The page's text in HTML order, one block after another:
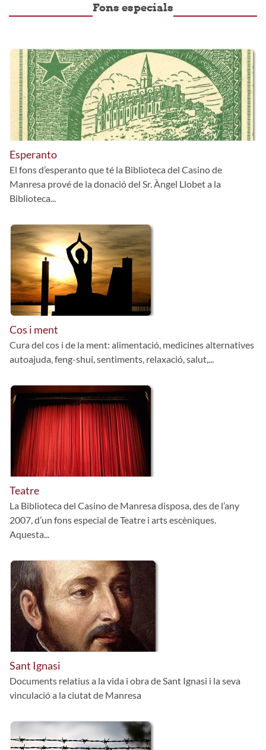
Fons especials
Esperanto
El fons d’esperanto que té la Biblioteca del Casino de
Manresa prové de la donació del Sr. Àngel Llobet a la
Biblioteca...
Cos i ment
Cura del cos i de la ment: alimentació, medicines alternatives
autoajuda, feng-shui, sentiments, relaxació, salut,...
Teatre
La Biblioteca del Casino de Manresa disposa, des de l’any
2007, d’un fons especial de Teatre i arts escèniques.
Aquesta...
Sant Ignasi
Documents relatius a la vida i obra de Sant Ignasi i la seva
vinculació a la ciutat de Manresa